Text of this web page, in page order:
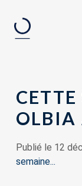
OLBIA
Publié le 12
semaine...